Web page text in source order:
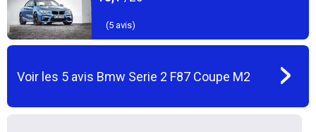
(5avis)
Voir les 5 avis Bmw Serie 2 F87 Coupe M2